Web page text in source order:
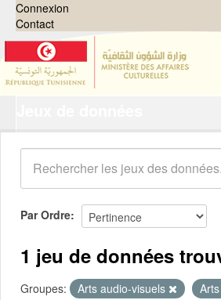
Connexion
Contact
Organisations
Groupes
Demandes 0
À propos
Par Ordre
1 jeu de données
Groupes: Arts audio-visuels